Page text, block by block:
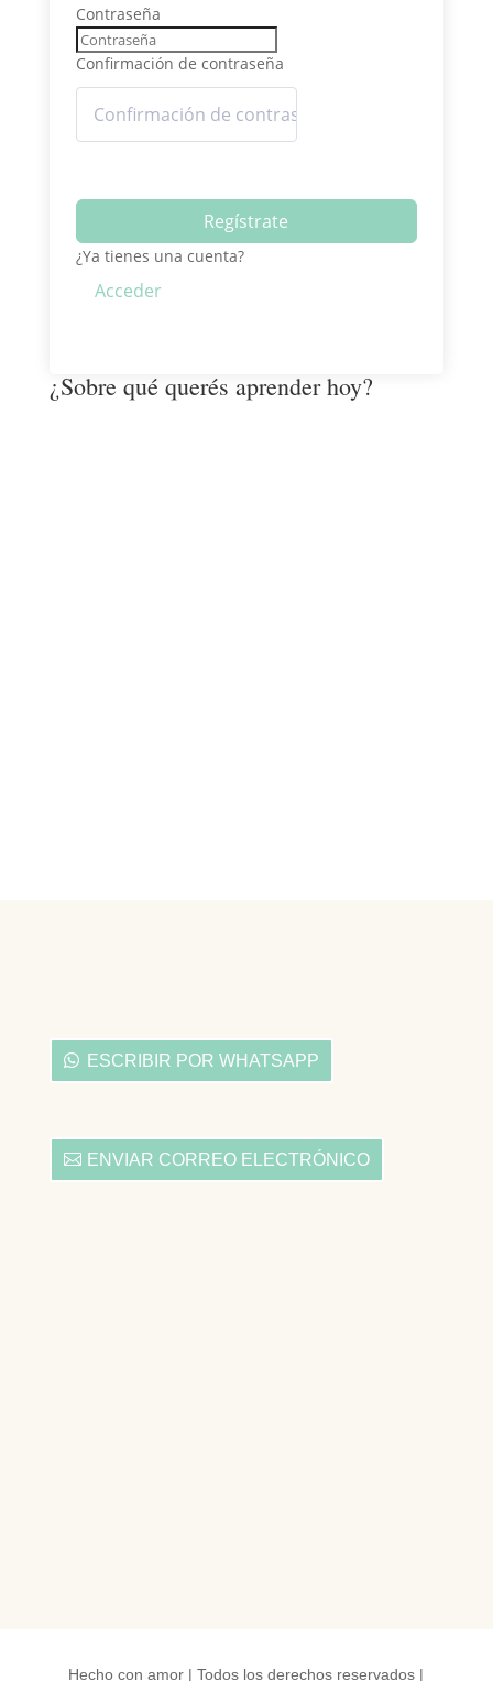
Contraseña
Confirmación de contraseña
Regístrate
¿Ya tienes una cuenta?
Acceder
¿Sobre qué querés aprender hoy?
ESCRIBIR POR WHATSAPP
ENVIAR CORREO ELECTRÓNICO
Hecho con amor | Todos los derechos reservados |